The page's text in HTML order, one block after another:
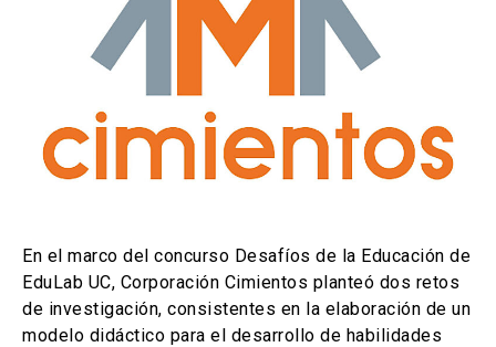
ACCESOS UC
Ir al sitio de la UC launch
(El
enlace
se
nueva
pestaña)
Biblioteca
(El
enlace
nueva
pestaña)
Mi Portal UC launch
(El
abre
en
una
nueva
pestaña)
Correo launch
(El
abre
en
una
nueva
pestaña)
En el marco del concurso Desafíos de la Educación de
EduLab UC, Corporación Cimientos planteó dos retos
de investigación, consistentes en la elaboración de un
modelo didáctico para el desarrollo de habilidades